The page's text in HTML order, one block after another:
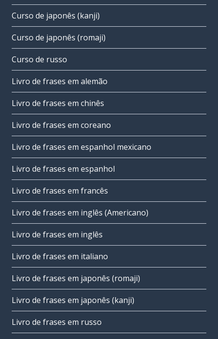
Curso de japonês (kanji)
Curso de japonês (romaji)
Curso de russo
Livro de frases em alemão
Livro de frases em chinês
Livro de frases em coreano
Livro de frases em espanhol mexicano
Livro de frases em espanhol
Livro de frases em francês
Livro de frases em inglês (Americano)
Livro de frases em inglês
Livro de frases em italiano
Livro de frases em japonês (romaji)
Livro de frases em japonês (kanji)
Livro de frases em russo